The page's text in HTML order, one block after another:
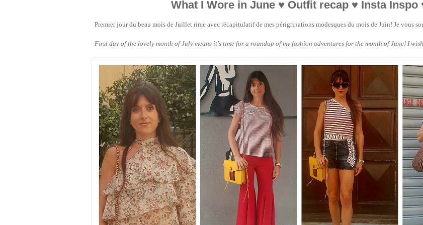
What I Wore in June ♥ Outfit recap ♥ Insta Inspo
Premier jour du beau mois de Juillet rime avec récapitulatif de mes périgrinations modesques du mois de Juin! Je vous
First day of the lovely month of July means it's time for a roundup of my fashion adventures for the month of June! I